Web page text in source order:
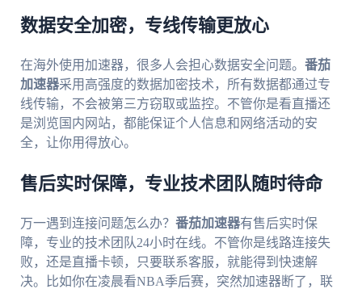
数据安全加密，专线传输更放心
在海外使用加速器，很多人会担心数据安全问题。 番茄
加速器采用高强度的数据加密技术，所有数据都通过专
线传输，不会被第三方窃取或监控。不管你是看直播还
是浏览国内网站，都能保证个人信息和网络活动的安
全，让你用得放心。
售后实时保障，专业技术团队随时待命
万一遇到连接问题怎么办？ 番茄加速器有售后实时保
障，专业的技术团队24小时在线。不管你是线路连接失
败，还是直播卡顿，只要联系客服，就能得到快速解
决。比如你在凌晨看NBA季后赛，突然加速器断了，联